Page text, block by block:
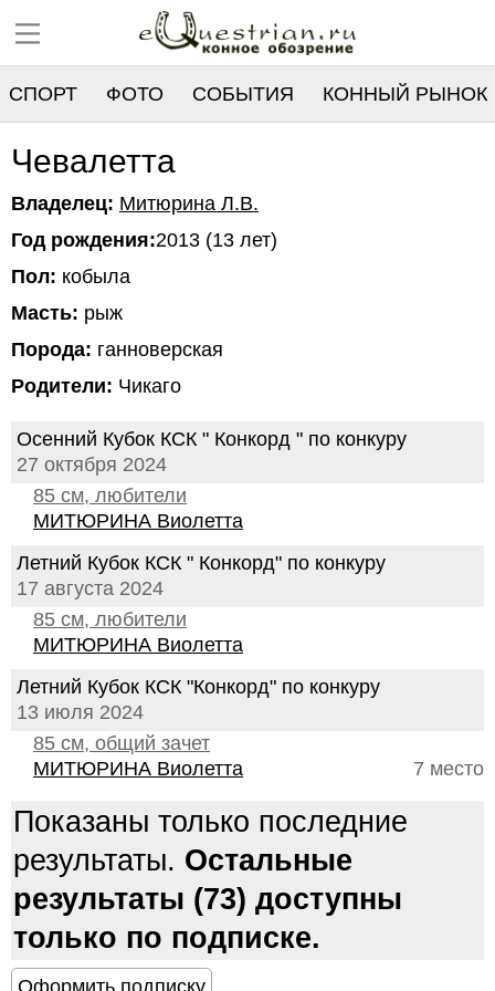
СПОРТ ФОТО СОБЫТИЯ КОННЫЙ РЫНОК
РЕЕСТР
Чевалетта
Владелец: Митюрина Л.В.
Год рождения:2013 (13 лет)
Пол: кобыла
Масть: рыж
Порода: ганноверская
Родители: Чикаго
Осенний Кубок КСК " Конкорд " по конкуру
27 октября 2024
85 см, любители
МИТЮРИНА Виолетта
Летний Кубок КСК " Конкорд" по конкуру
17 августа 2024
85 см, любители
МИТЮРИНА Виолетта
Летний Кубок КСК "Конкорд" по конкуру
13 июля 2024
85 см, общий зачет
7 место
МИТЮРИНА Виолетта
Показаны только последние
результаты. Остальные
результаты (73) доступны
только по подписке.